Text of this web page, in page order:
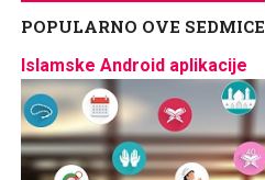
POPULARNO OVE SEDMICE
Islamske Android aplikacije